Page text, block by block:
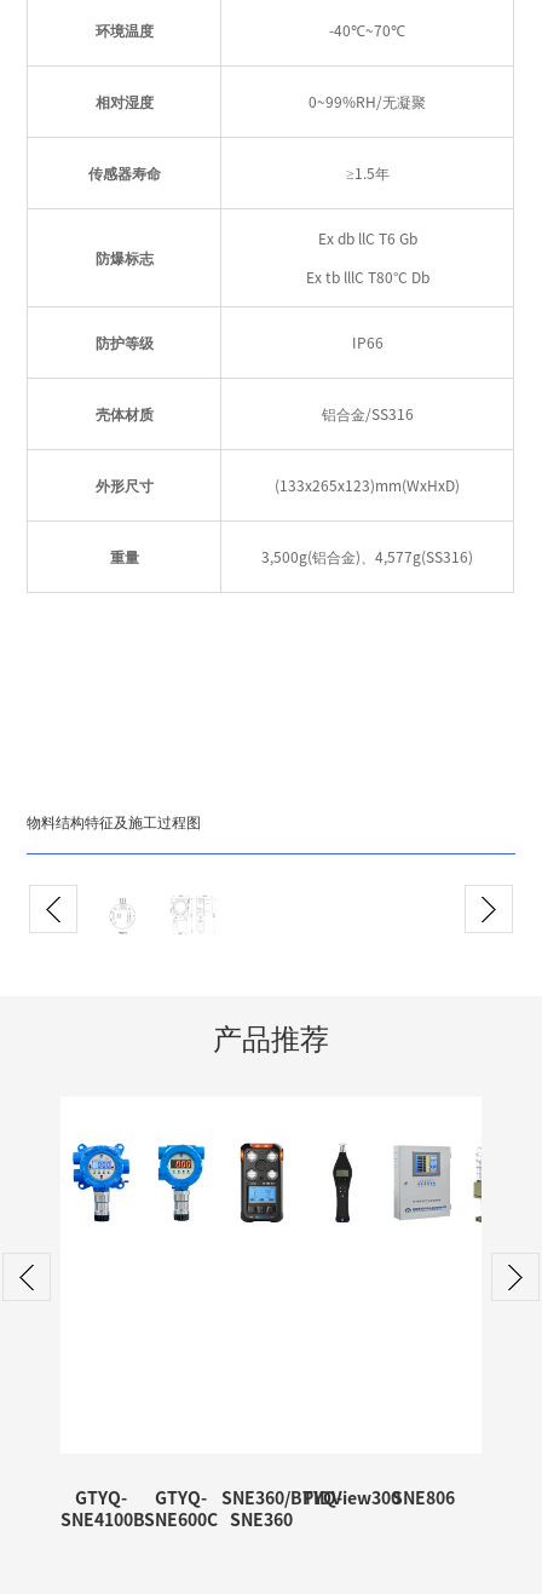
环境温度 -40℃~70℃
相对湿度 0~99%RH/无凝聚
传感器寿命 ≥1.5年
防爆标志
Ex db llC T6 Gb
Ex tb lllC T80°C Db
防护等级 IP66
壳体材质 铝合金/SS316
外形尺寸 (133x265x123)mm(WxHxD)
重量 3,500g(铝合金)、4,577g(SS316)
物料结构特征及施工过程图
产品推荐
GTYQ-
SNE4100B
GTYQ-
SNE600C
SNE360/BTYQ-
SNE360
PIDView300SNE806